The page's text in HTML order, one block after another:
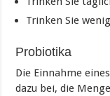
Trinken Sie
Probiotika
Die Einnahme
dazu bei, die